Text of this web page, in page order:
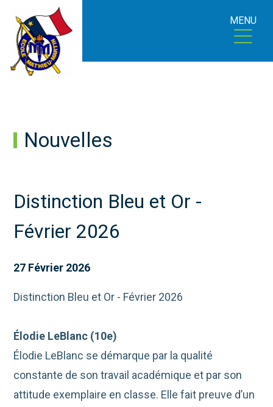
MENU
Nouvelles
Distinction Bleu et Or -
Février 2026
27 Février 2026
Distinction Bleu et Or - Février 2026
Élodie LeBlanc (10e)
Élodie LeBlanc se démarque par la qualité
constante de son travail académique et par son
attitude exemplaire en classe. Elle fait preuve d’un